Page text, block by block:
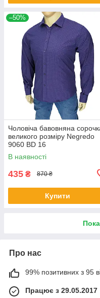
–50%
Чоловіча бавовняна
великого розміру Negredo
9060 BD 16
В наявності
435 ₴ 870 ₴
Купити
Про нас
99% позитивних з 95
Працює з 29.05.2017